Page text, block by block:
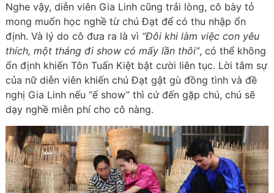
Nghe vậy, diễn viên Gia Linh cũng trải lòng, cô bày tỏ
mong muốn học nghề từ chú Đạt để có thu nhập ổn
định. Và lý do cô đưa ra là vì “Đôi khi làm việc con yêu
thích, một tháng đi show có mấy lần thôi”, có thể không
ổn định khiến Tôn Tuấn Kiệt bật cười liên tục. Lời tâm sự
của nữ diễn viên khiến chú Đạt gật gù đồng tình và đề
nghị Gia Linh nếu “ế show” thì cứ đến gặp chú, chú sẽ
dạy nghề miễn phí cho cô nàng.